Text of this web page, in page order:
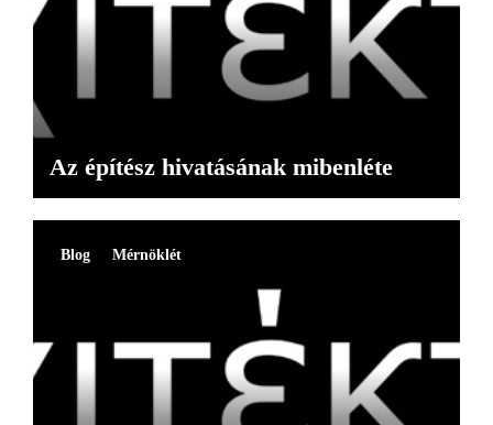
Az építész hivatásának mibenléte
Blog Mérnöklét